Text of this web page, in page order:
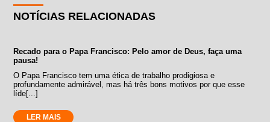
NOTÍCIAS RELACIONADAS
Recado para o Papa Francisco: Pelo amor de Deus, faça uma
pausa!
O Papa Francisco tem uma ética de trabalho prodigiosa e
profundamente admirável, mas há três bons motivos por que esse
líde[...]
LER MAIS